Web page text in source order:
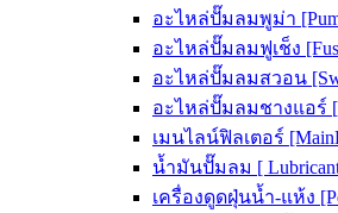
อะไหล่ปั๊มลมพูม่า
อะไหล่ปั๊มลมฟูเช็ง
อะไหล่ปั๊มลมสวอน
อะไหล่ปั๊มลมชางแอร์
เมนไลน์ฟิลเตอร์
น้ำมันปั๊มลม [
เครื่องดูดฝุ่นน้ำ-แห้ง